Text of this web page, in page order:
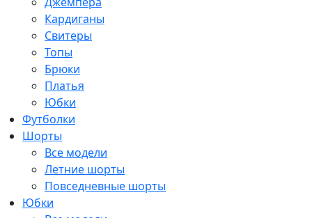
Кардиганы
Свитеры
Топы
Брюки
Платья
Юбки
Футболки
Шорты
Все модели
Летние шорты
Повседневные шорты
Юбки